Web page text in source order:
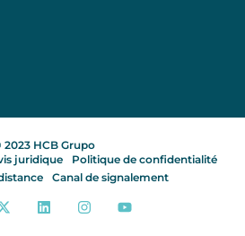
2023 HCB Grupo
juridique
Politique de confidentialité
Canal de signalement